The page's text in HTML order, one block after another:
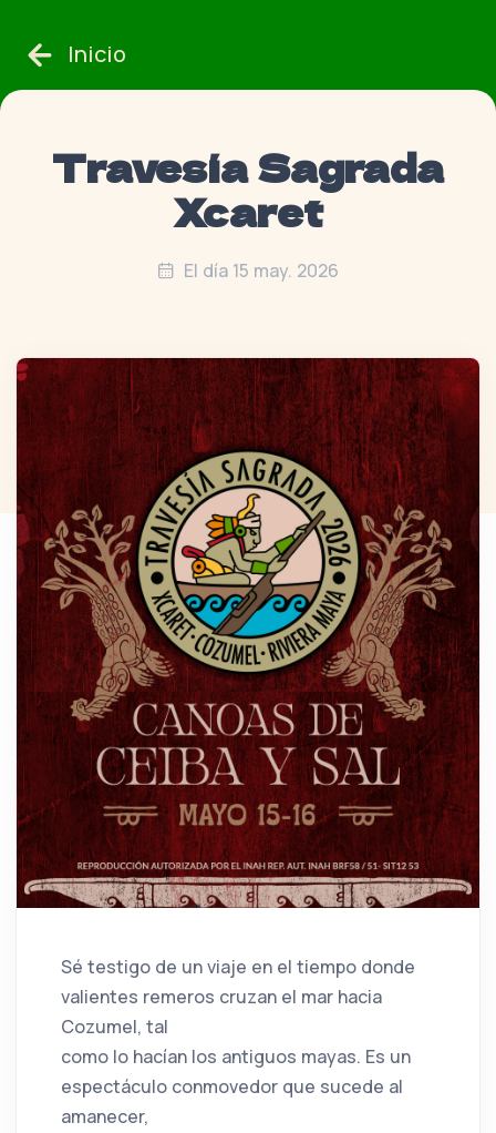
Inicio
Travesía Sagrada
Xcaret
El día 15 may. 2026
Sé testigo de un viaje en el tiempo donde
valientes remeros cruzan el mar hacia
Cozumel, tal
como lo hacían los antiguos mayas. Es un
espectáculo conmovedor que sucede al
amanecer,